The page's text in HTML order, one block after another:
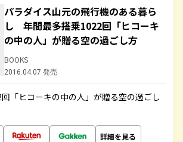
パラダイス山元の飛行機のある暮ら
し 年間最多搭乗1022回「ヒコーキ
の中の人」が贈る空の過ごし方
BOOKS
2016.04.07 発売
「ヒコーキの中の人」が贈る空の過ごし
詳細を見る